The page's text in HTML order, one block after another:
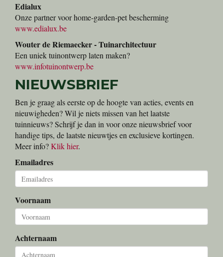
Edialux
Onze partner voor home-garden-pet bescherming
www.edialux.be
Wouter de Riemaecker - Tuinarchitectuur
Een uniek tuinontwerp laten maken?
www.infotuinontwerp.be
NIEUWSBRIEF
Ben je graag als eerste op de hoogte van acties, events en
nieuwigheden? Wil je niets missen van het laatste
tuinnieuws? Schrijf je dan in voor onze nieuwsbrief voor
handige tips, de laatste nieuwtjes en exclusieve kortingen.
Meer info?Klik hier.
Emailadres
Voornaam
Achternaam